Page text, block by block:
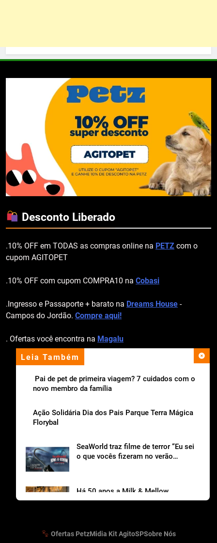
Leia Também
Pai de pet de primeira viagem? 7 cuidados com o
novo membro da família
Ação Solidária Dia dos Pais Parque Terra Mágica
Florybal
SeaWorld traz filme de terror “Eu sei
o que vocês fizeram no verão
Há 50 anos a Milk & Mellow
conquista gerações
Desconto Liberado
.10% OFF em TODAS as compras online na PETZ com o
cupom AGITOPET
.10% OFF com cupom COMPRA10 na Cobasi
.Ingresso e Passaporte + barato na Dreams House -
Campos do Jordão. Compre aqui!
. Ofertas você encontra na Magalu
apoio institucional
Ofertas PetzMidia Kit AgitoSPSobre Nós